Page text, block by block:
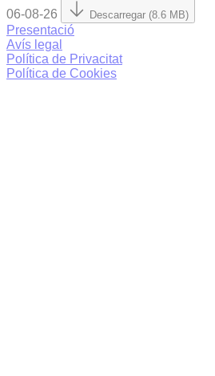
06-08-26 Descarregar (8.6 MB)
Presentació
Avís legal
Política de Privacitat
Política de Cookies